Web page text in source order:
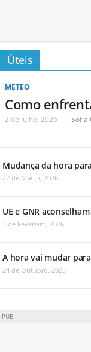
Úteis
METEO
Como
2 de Julho, 2026 Sofia
Mudança da hora
27 de Março, 2026
UE e GNR
3 de Fevereiro, 2026
A hora vai mudar
24 de Outubro, 2025
PUB